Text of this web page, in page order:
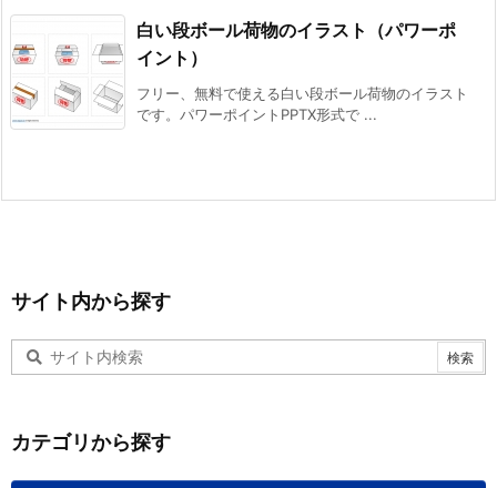
白い段ボール荷物のイラスト（パワーポ
イント）
フリー、無料で使える白い段ボール荷物のイラスト
です。パワーポイントPPTX形式で ...
サイト内から探す
カテゴリから探す